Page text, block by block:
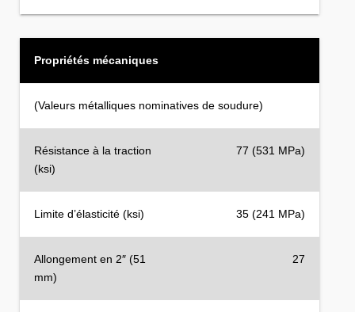
Propriétés mécaniques
(Valeurs métalliques nominatives de soudure)
Résistance à la traction
(ksi)
77 (531 MPa)
Limite d’élasticité (ksi) 35 (241 MPa)
Allongement en 2″ (51
mm)
27